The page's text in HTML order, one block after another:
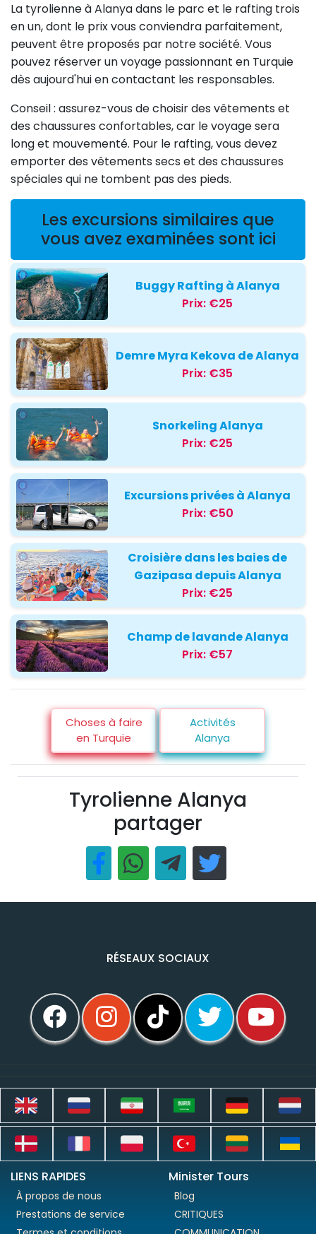
La tyrolienne à Alanya dans le parc et le rafting trois
en un, dont le prix vous conviendra parfaitement,
peuvent être proposés par notre société. Vous
pouvez réserver un voyage passionnant en Turquie
dès aujourd'hui en contactant les responsables.
Conseil : assurez-vous de choisir des vêtements et
des chaussures confortables, car le voyage sera
long et mouvementé. Pour le rafting, vous devez
emporter des vêtements secs et des chaussures
spéciales qui ne tombent pas des pieds.
Les excursions similaires que
vous avez examinées sont ici
Buggy Rafting à Alanya
Prix: €25
Demre Myra Kekova de Alanya
Prix: €35
Snorkeling Alanya
Prix: €25
Excursions privées à Alanya
Prix: €50
Croisière dans les baies de
Gazipasa depuis Alanya
Prix: €25
Champ de lavande Alanya
Prix: €57
Choses à faire
en Turquie
Activités
Alanya
Tyrolienne Alanya
partager
RÉSEAUX SOCIAUX
LIENS RAPIDES
À propos de nous
Prestations de service
Minister Tours
Blog
CRITIQUES